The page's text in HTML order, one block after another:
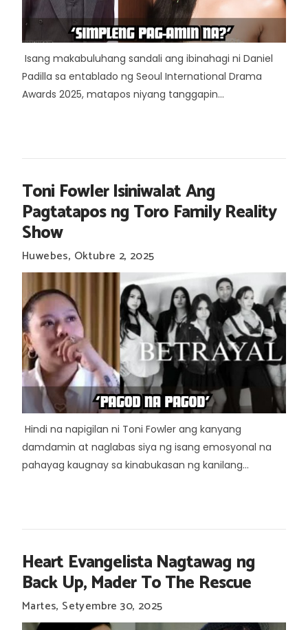
Isang makabuluhang sandali ang ibinahagi ni Daniel
Padilla sa entablado ng Seoul International Drama
Awards 2025, matapos niyang tanggapin...
Toni Fowler Isiniwalat Ang
Pagtatapos ng Toro Family Reality
Show
Huwebes, Oktubre 2, 2025
Hindi na napigilan ni Toni Fowler ang kanyang
damdamin at naglabas siya ng isang emosyonal na
pahayag kaugnay sa kinabukasan ng kanilang...
Heart Evangelista Nagtawag ng
Back Up, Mader To The Rescue
Martes, Setyembre 30, 2025